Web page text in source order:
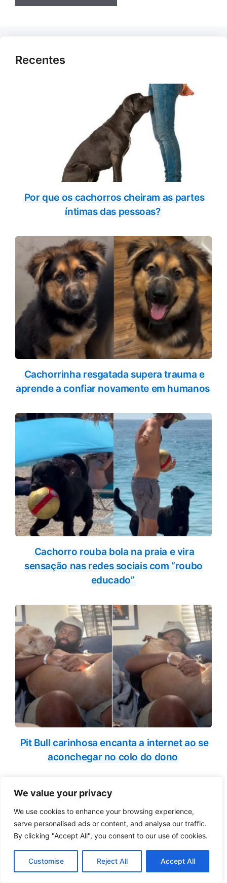
We value your privacy
We use cookies to enhance your browsing experience,
serve personalised ads or content, and analyse our traffic.
By clicking "Accept All", you consent to our use of cookies.
Customise Reject All Accept All
Recentes
Por que os cachorros cheiram as partes
íntimas das pessoas?
Cachorrinha resgatada supera trauma e
aprende a confiar novamente em humanos
Cachorro rouba bola na praia e vira
sensação nas redes sociais com “roubo
educado”
Pit Bull carinhosa encanta a internet ao se
aconchegar no colo do dono